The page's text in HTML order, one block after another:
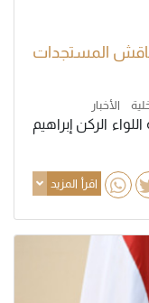
يناقش المستجدات
الأخبار
الركن إبراهيم
اقرأ المزيد